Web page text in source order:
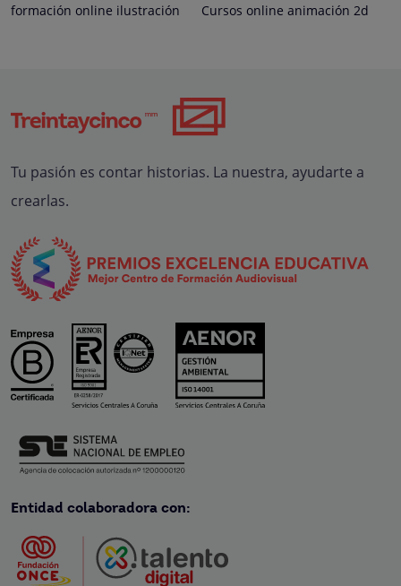
formación online ilustración Cursos online animación 2d
Tu pasión es contar historias. La nuestra, ayudarte a
crearlas.
Entidad colaboradora con: